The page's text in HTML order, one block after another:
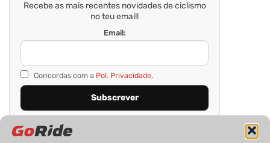
Recebe as mais recentes novidades de ciclismo
no teu email!
Email:
Concordas com a Pol. Privacidade.